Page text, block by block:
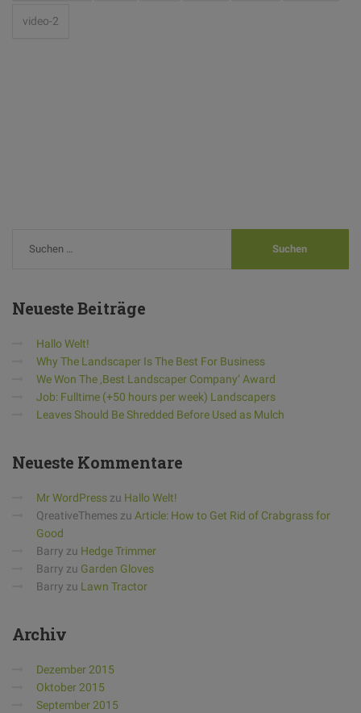
video-2
NeuesteBeiträge
Hallo Welt!
Why The Landscaper Is The Best For Business
We Won The ‚Best Landscaper Company‘ Award
Job: Fulltime (+50 hours per week) Landscapers
Leaves Should Be Shredded Before Used as Mulch
Neueste Kommentare
Mr WordPress zu Hallo Welt!
QreativeThemes zu Article: How to Get Rid of Crabgrass for
Good
Barry zu Hedge Trimmer
Barry zu Garden Gloves
Barry zu Lawn Tractor
Archiv
Dezember 2015
Oktober 2015
September 2015